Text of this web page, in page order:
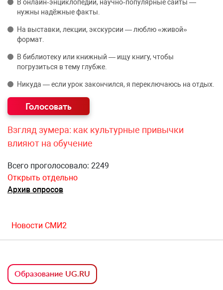
В онлайн‑энциклопедии, научно‑популярные сайты —
нужны надёжные факты.
На выставки, лекции, экскурсии — люблю «живой»
формат.
В библиотеку или книжный — ищу книгу, чтобы
погрузиться в тему глубже.
Никуда — если урок закончился, я переключаюсь на отдых.
Взгляд зумера: как культурные привычки
влияют на обучение
Всего проголосовало: 2249
Открыть отдельно
Архив опросов
Новости СМИ2
Образование UG.RU